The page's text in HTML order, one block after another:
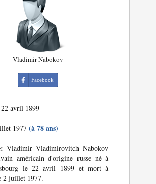
Vladimir Nabokov
Facebook
22 avril 1899
1977(à 78 ans)
Vladimir Vladimirovitch Nabokov
américain d'origine russe né à
le 22 avril 1899 et mort à
2 juillet 1977.